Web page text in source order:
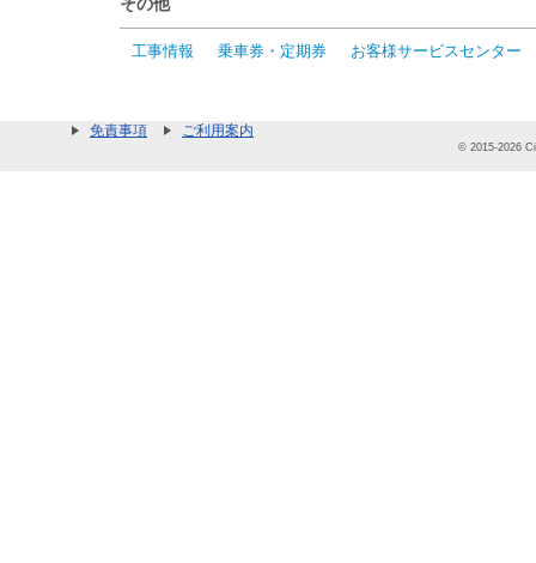
工事情報 乗車券・定期券 お客様サービスセンター
免責事項 ご利用案内
© 2015-2026